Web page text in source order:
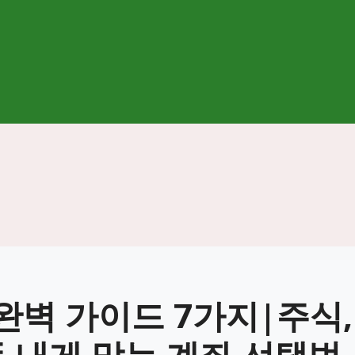
벽 가이드 7가지|주식,